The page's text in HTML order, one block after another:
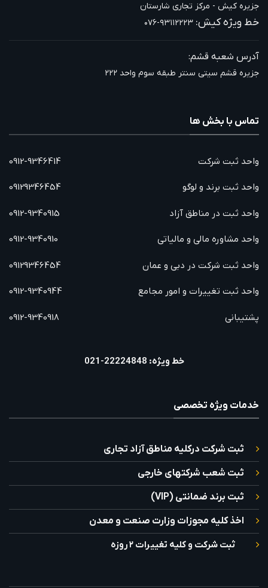
جزیره کیش - مرکز تجاری شارستان
خط ویژه کیش: ۰۷۶-۹۳۱۱۲۲۲۳
آدرس شعبه قشم:
جزیره قشم سیتی سنتر طبقه سوم واحد ۲۲۲
تماس با بخش ها
واحد ثبت شرکت
واحد ثبت برند و لوگو
واحد ثبت در مناطق آزاد
واحد مشاوره مالی و مالیاتی
واحد ثبت شرکت در دبی و عمان
واحد ثبت تغییرات و امور مجامع
پشتیبانی
0912-9346414
09129346454
0912-9340915
0912-9340910
09129346454
0912-9340944
0912-9340918
خط ویژه: 22224848-021
خدمات ویژه تخصصی
ثبت شرکت درکلیه مناطق آزاد تجاری
ثبت شعب شرکتهای خارجی
ثبت برند ضمانتی (VIP)
اخذ کلیه مجوزات وزارت صنعت و معدن
ثبت شرکت و کلیه تغییرات ۲ روزه